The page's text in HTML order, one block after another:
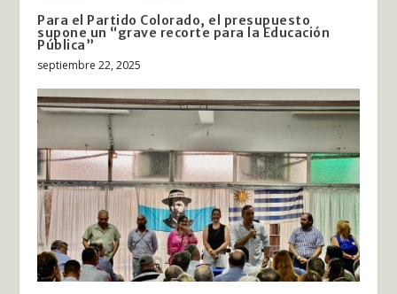
Para el Partido Colorado, el presupuesto
supone un “grave recorte para la Educación
Pública”
septiembre 22, 2025